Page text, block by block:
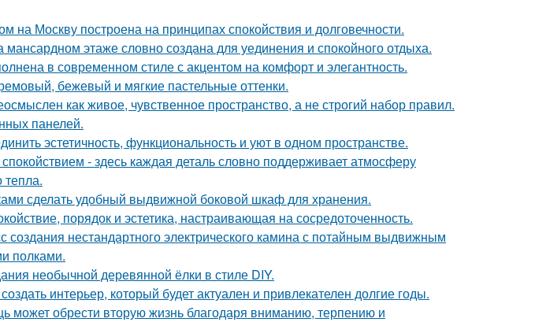
на Москву построена на принципах спокойствия и долговечности.
этаже словно создана для уединения и спокойного отдыха.
в современном стиле с акцентом на комфорт и элегантность.
бежевый и мягкие пастельные оттенки.
как живое, чувственное пространство, а не строгий набор правил.
панелей.
эстетичность, функциональность и уют в одном пространстве.
- здесь каждая деталь словно поддерживает атмосферу
тепла.
сделать удобный выдвижной боковой шкаф для хранения.
порядок и эстетика, настраивающая на сосредоточенность.
нестандартного электрического камина с потайным выдвижным
полками.
необычной деревянной ёлки в стиле DIY.
интерьер, который будет актуален и привлекателен долгие годы.
может обрести вторую жизнь благодаря вниманию, терпению и